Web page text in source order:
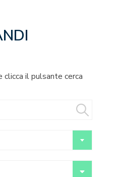
clicca il pulsante cerca